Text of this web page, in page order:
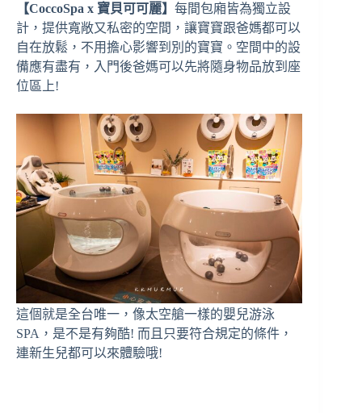
【CoccoSpa x 寶貝可可麗】 每間包廂皆為獨立設
計，提供寬敞又私密的空間，讓寶寶跟爸媽都可以
自在放鬆，不用擔心影響到別的寶寶。空間中的設
備應有盡有，入門後爸媽可以先將隨身物品放到座
位區上!
這個就是全台唯一，像太空艙一樣的嬰兒游泳
SPA，是不是有夠酷! 而且只要符合規定的條件，
連新生兒都可以來體驗哦!